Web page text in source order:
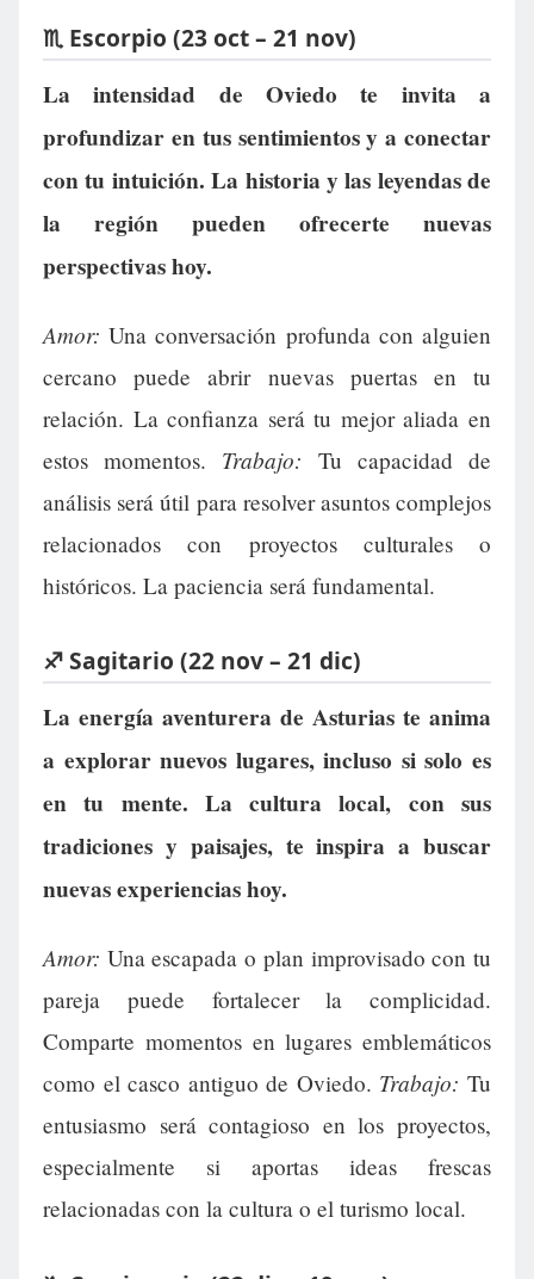
♏ Escorpio (23 oct – 21 nov)
La intensidad de Oviedo te invita a
profundizar en tus sentimientos y a conectar
con tu intuición. La historia y las leyendas de
la región pueden ofrecerte nuevas
perspectivas hoy.
Amor: Una conversación profunda con alguien
cercano puede abrir nuevas puertas en tu
relación. La confianza será tu mejor aliada en
estos momentos. Trabajo: Tu capacidad de
análisis será útil para resolver asuntos complejos
relacionados con proyectos culturales o
históricos. La paciencia será fundamental.
♐ Sagitario (22 nov – 21 dic)
La energía aventurera de Asturias te anima
a explorar nuevos lugares, incluso si solo es
en tu mente. La cultura local, con sus
tradiciones y paisajes, te inspira a buscar
nuevas experiencias hoy.
Amor: Una escapada o plan improvisado con tu
pareja puede fortalecer la complicidad.
Comparte momentos en lugares emblemáticos
como el casco antiguo de Oviedo. Trabajo: Tu
entusiasmo será contagioso en los proyectos,
especialmente si aportas ideas frescas
relacionadas con la cultura o el turismo local.